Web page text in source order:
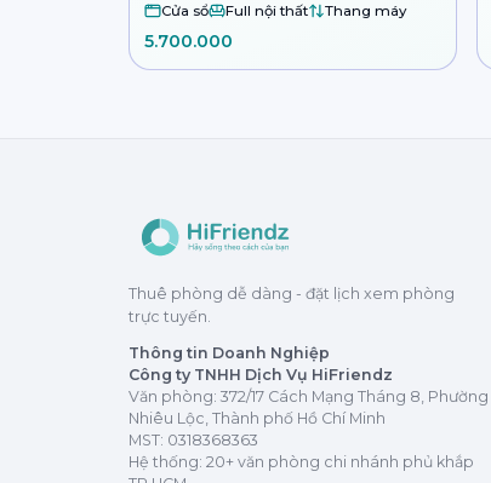
Cửa sổ Full nội thất Thang máy
5.700.000
Thuê phòng dễ dàng - đặt lịch xem phòng
trực tuyến.
Thông tin Doanh Nghiệp
Công ty TNHH Dịch Vụ HiFriendz
Văn phòng: 372/17 Cách Mạng Tháng 8, Phường
Nhiêu Lộc, Thành phố Hồ Chí Minh
MST: 0318368363
Hệ thống: 20+ văn phòng chi nhánh phủ khắp